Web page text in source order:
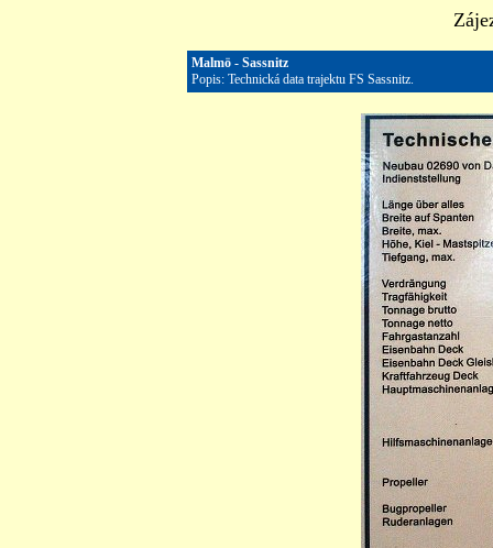
Malmö - Sassnitz
Popis: Technická data trajektu FS Sassnitz.